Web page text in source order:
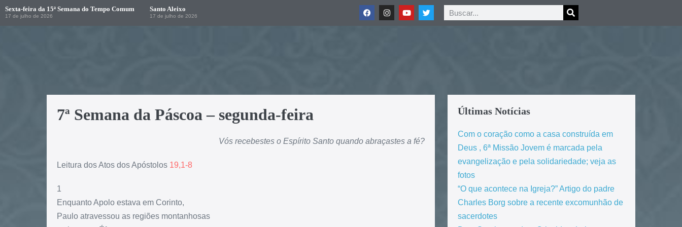
Sexta-feira da 15ª Semana do Tempo Comum
17 de julho de 2026
Santo Aleixo
17 de julho de 2026
7ª Semana da Páscoa – segunda-feira
Vós recebestes o Espírito Santo quando abraçastes a fé?
Leitura dos Atos dos Apóstolos 19,1-8
1
Enquanto Apolo estava em Corinto,
Paulo atravessou as regiões montanhosas
Últimas Notícias
Com o coração como a casa construída em
Deus , 6ª Missão Jovem é marcada pela
evangelização e pela solidariedade; veja as
fotos
“O que acontece na Igreja?” Artigo do padre
Charles Borg sobre a recente excomunhão de
sacerdotes